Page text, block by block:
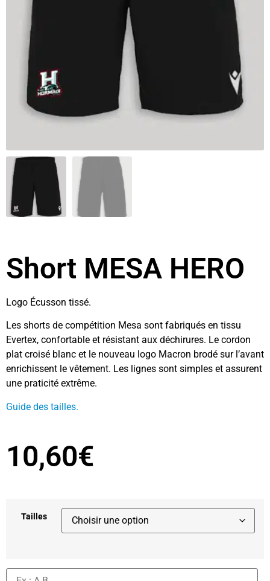
Short MESA HERO
Logo Écusson tissé.
Les shorts de compétition Mesa sont fabriqués en tissu
Evertex, confortable et résistant aux déchirures. Le cordon
plat croisé blanc et le nouveau logo Macron brodé sur l’avant
enrichissent le vêtement. Les lignes sont simples et assurent
une praticité extrême.
Guide des tailles.
10,60€
Tailles